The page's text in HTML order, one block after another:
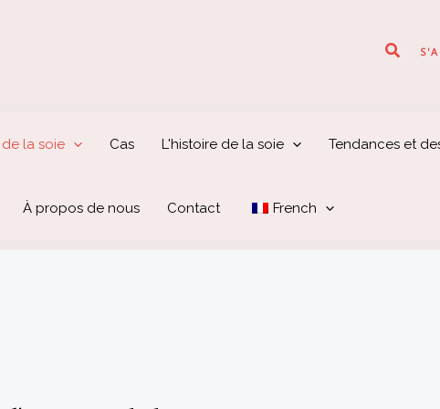
la soie Cas L'histoire de la soie Tendances et
À propos de nous Contact French